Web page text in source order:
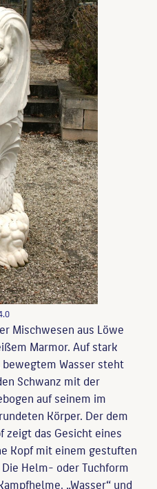
Mischwesen aus Löwe
Marmor. Auf stark
Wasser steht
Schwanz mit der
auf seinem im
Körper. Der dem
zeigt das Gesicht eines
Kopf mit einem gestuften
Helm- oder Tuchform
„Wasser“ und